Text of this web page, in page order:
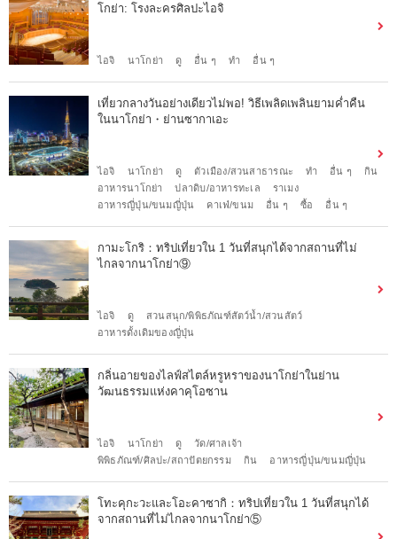
โกย่า: โรงละครศิลปะไอจิ
ไอจิ นาโกย่า ดู อื่น ๆ ทำ อื่น ๆ
เที่ยวกลางวันอย่างเดียวไม่พอ! วิธีเพลิดเพลินยามค่ำคืน
ในนาโกย่า・ย่านซากาเอะ
ไอจิ นาโกย่า ดู ตัวเมือง/สวนสาธารณะ ทำ อื่น ๆ
กิน
อาหารนาโกย่า
ปลาดิบ/อาหารทะเล
ราเมง
อาหารญี่ปุ่น/ขนมญี่ปุ่น
คาเฟ่/ขนม อื่น ๆ ซื้อ อื่น ๆ
กามะโกริ：ทริปเที่ยวใน 1 วันที่สนุกได้จากสถานที่ไม่
ไกลจากนาโกย่า⑨
ไอจิ ดู
สวนสนุก/พิพิธภัณฑ์สัตว์น้ำ/สวนสัตว์
อาหารดั้งเดิมของญี่ปุ่น
กลิ่นอายของไลฟ์สไตล์หรูหราของนาโกย่าในย่าน
วัฒนธรรมแห่งคาคุโอซาน
ไอจิ นาโกย่า ดู
วัด/ศาลเจ้า
พิพิธภัณฑ์/ศิลปะ/สถาปัตยกรรม
กิน อาหารญี่ปุ่น/ขนมญี่ปุ่น
โทะคุกะวะและโอะคาซากิ：ทริปเที่ยวใน 1 วันที่สนุกได้
จากสถานที่ไม่ไกลจากนาโกย่า⑤